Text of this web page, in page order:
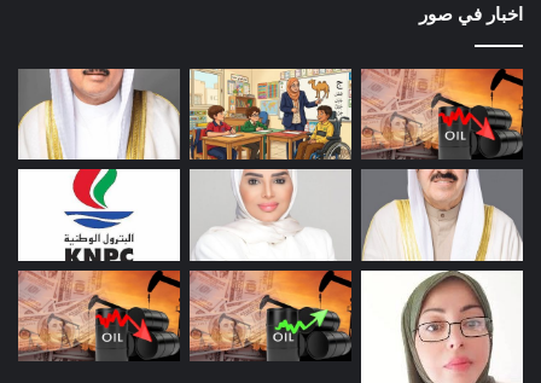
اخبار في صور